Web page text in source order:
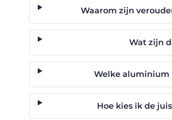
Waarom zijn
Wat zijn
Welke aluminium
Hoe kies ik de